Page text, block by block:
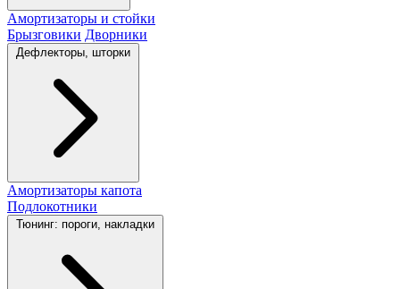
Амортизаторы и стойки
Брызговики Дворники
Дефлекторы, шторки
Амортизаторы капота
Подлокотники
Тюнинг: пороги, накладки